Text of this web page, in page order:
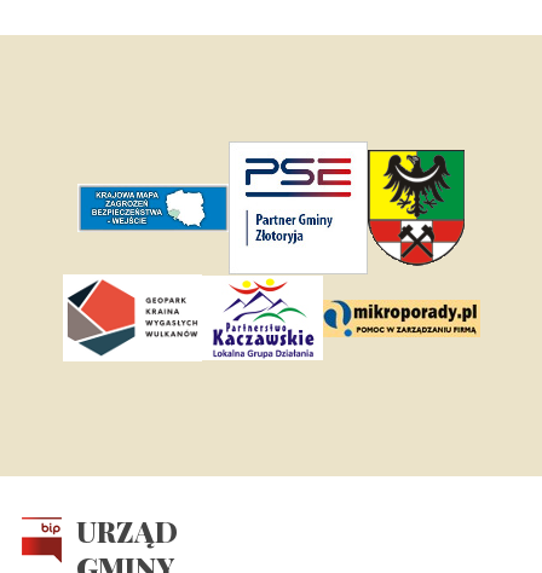
URZĄD